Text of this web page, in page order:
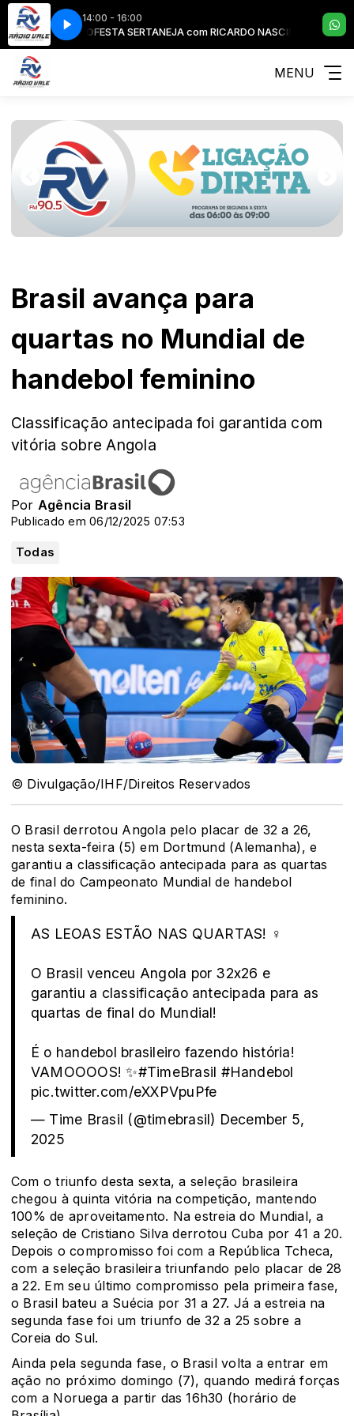
14:00 - 16:00
NASCIMENTOFESTA SERTANEJA com RICARDO NASCIMENTO
MENU
Brasil avança para
quartas no Mundial de
handebol feminino
Classificação antecipada foi garantida com
vitória sobre Angola
Por Agência Brasil
Publicado em 06/12/2025 07:53
Todas
© Divulgação/IHF/Direitos Reservados
O Brasil derrotou Angola pelo placar de 32 a 26,
nesta sexta-feira (5) em Dortmund (Alemanha), e
garantiu a classificação antecipada para as quartas
de final do Campeonato Mundial de handebol
feminino.
AS LEOAS ESTÃO NAS QUARTAS! ‍♀️
O Brasil venceu Angola por 32x26 e
garantiu a classificação antecipada para as
quartas de final do Mundial!
É o handebol brasileiro fazendo história!
VAMOOOOS! ✨#TimeBrasil #Handebol
pic.twitter.com/eXXPVpuPfe
— Time Brasil (@timebrasil) December 5,
2025
Com o triunfo desta sexta, a seleção brasileira
chegou à quinta vitória na competição, mantendo
100% de aproveitamento. Na estreia do Mundial, a
seleção de Cristiano Silva derrotou Cuba por 41 a 20.
Depois o compromisso foi com a República Tcheca,
com a seleção brasileira triunfando pelo placar de 28
a 22. Em seu último compromisso pela primeira fase,
o Brasil bateu a Suécia por 31 a 27. Já a estreia na
segunda fase foi um triunfo de 32 a 25 sobre a
Coreia do Sul.
Ainda pela segunda fase, o Brasil volta a entrar em
ação no próximo domingo (7), quando medirá forças
com a Noruega a partir das 16h30 (horário de